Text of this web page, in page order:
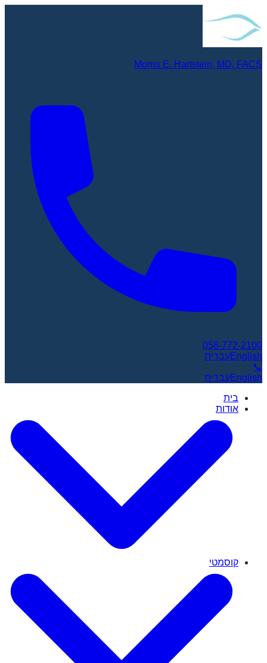
Morris E. Hartstein, MD, FACS
058-772-2100
Englishעברית
📞
Englishעברית
בית
אודות
קוסמטי